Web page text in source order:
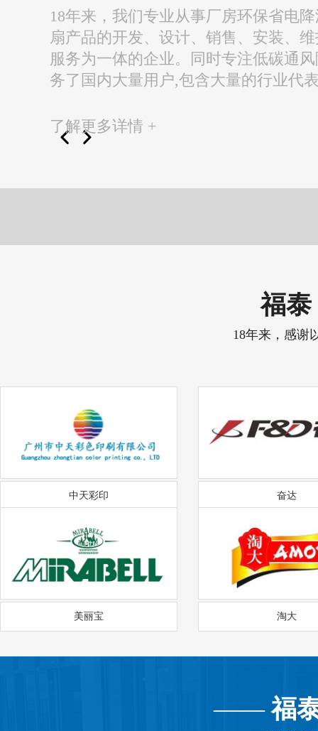
18年来，我们专业从事厂房环保省电
扇产品的开发、设计、销售、安装、
服务为一体的企业。同时专注低碳通
务了国内大量用户,包含大量的行业代
了解更多详情 +
福泰
18年来，感谢
中天彩印 奋达
美丽宝 淘大
——福